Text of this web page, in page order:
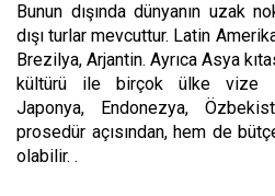
Bunun dışında dünyanın uzak
dışı turlar mevcuttur. Latin
Brezilya, Arjantin. Ayrıca Asya
kültürü ile birçok ülke vize
Japonya, Endonezya,
prosedür açısından, hem de
olabilir. .